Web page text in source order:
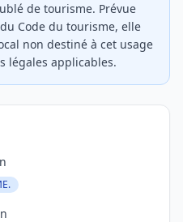
de tourisme. Prévue
Code du tourisme, elle
non destiné à cet usage
légales applicables.